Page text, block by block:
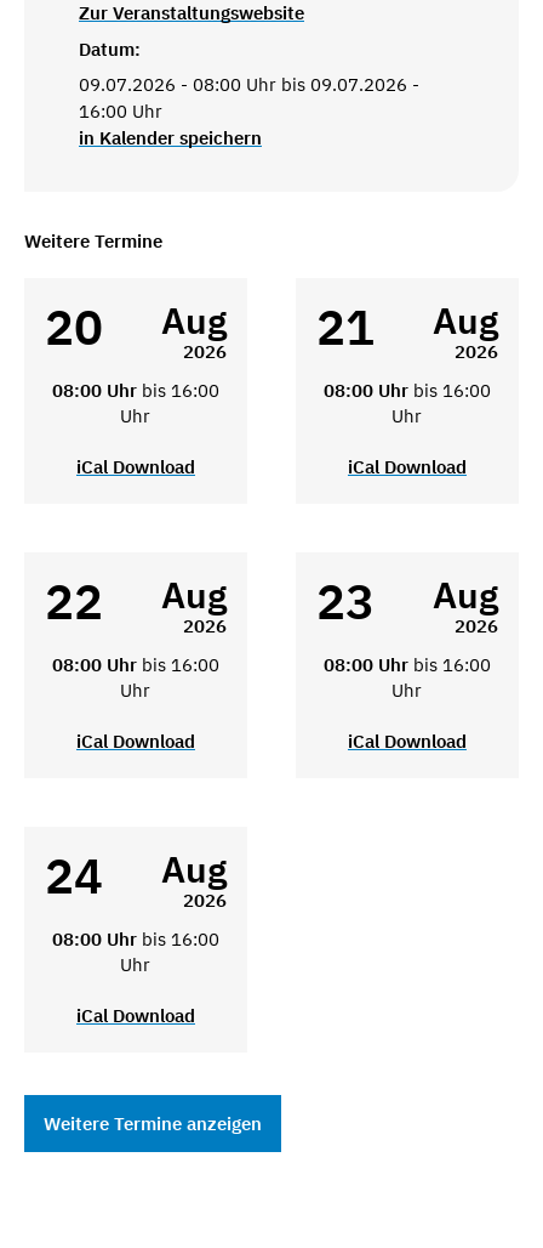
Zur Veranstaltungswebsite
Datum:
09.07.2026 - 08:00 Uhr bis 09.07.2026 -
16:00 Uhr
in Kalender speichern
Weitere Termine
20 Aug
2026
08:00 Uhr bis 16:00
Uhr
iCal Download
21 Aug
2026
08:00 Uhr bis 16:00
Uhr
iCal Download
22 Aug
2026
08:00 Uhr bis 16:00
Uhr
iCal Download
23 Aug
2026
08:00 Uhr bis 16:00
Uhr
iCal Download
24 Aug
2026
08:00 Uhr bis 16:00
Uhr
iCal Download
Weitere Termine anzeigen